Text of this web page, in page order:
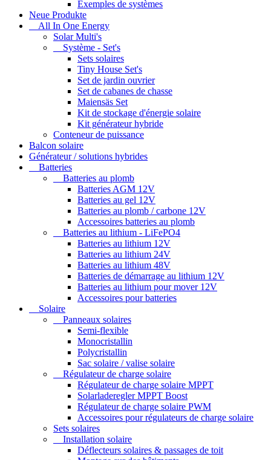
Exemples de systèmes
Neue Produkte
All In One Energy
Solar Multi's
Système - Set's
Sets solaires
Tiny House Set's
Set de jardin ouvrier
Set de cabanes de chasse
Maiensäs Set
Kit de stockage d'énergie solaire
Kit générateur hybride
Conteneur de puissance
Balcon solaire
Générateur / solutions hybrides
Batteries
Batteries au plomb
Batteries AGM 12V
Batteries au gel 12V
Batteries au plomb / carbone 12V
Accessoires batteries au plomb
Batteries au lithium - LiFePO4
Batteries au lithium 12V
Batteries au lithium 24V
Batteries au lithium 48V
Batteries de démarrage au lithium 12V
Batteries au lithium pour mover 12V
Accessoires pour batteries
Solaire
Panneaux solaires
Semi-flexible
Monocristallin
Polycristallin
Sac solaire / valise solaire
Régulateur de charge solaire
Régulateur de charge solaire MPPT
Solarladeregler MPPT Boost
Régulateur de charge solaire PWM
Accessoires pour régulateurs de charge solaire
Sets solaires
Installation solaire
Déflecteurs solaires & passages de toit